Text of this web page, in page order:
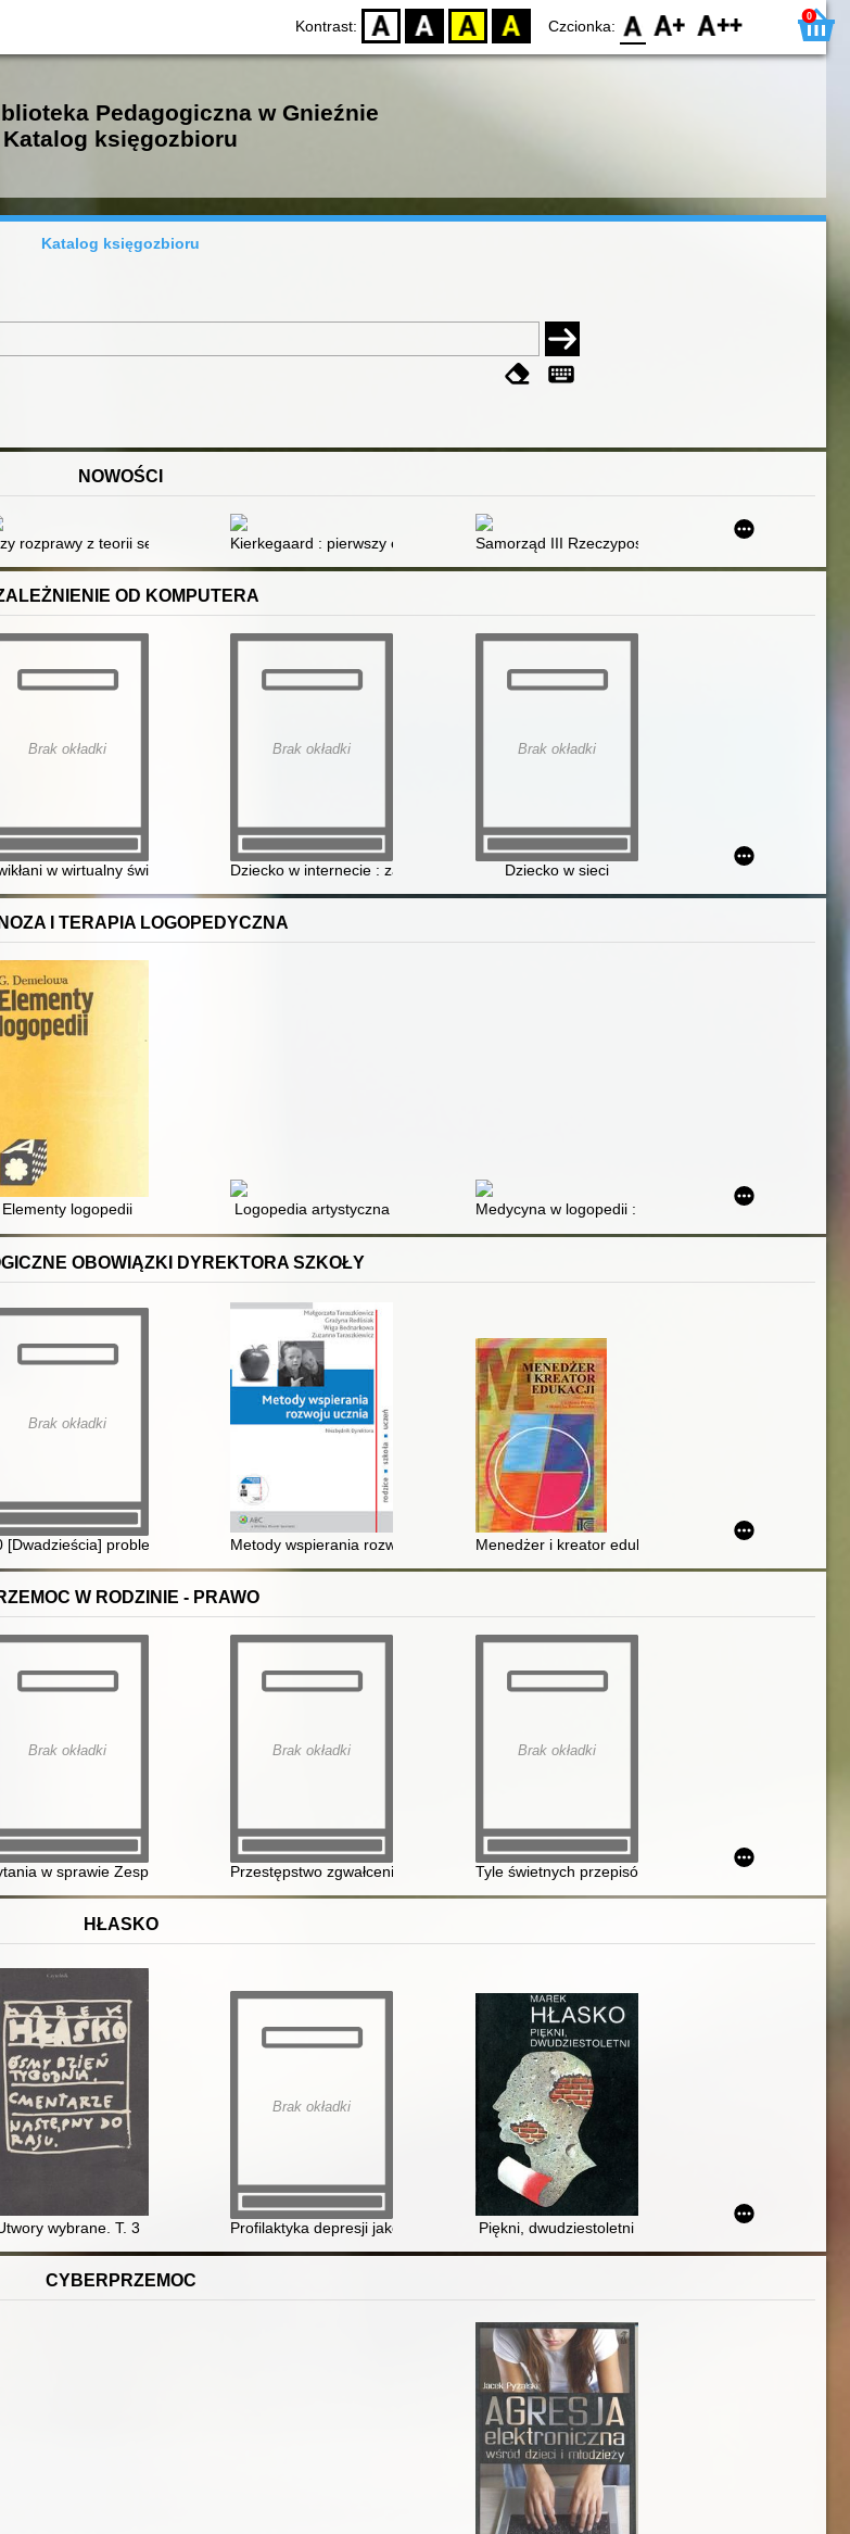
Kontrast: D BW YB BY Czcionka: F0 F1 F2 0
Pedagogiczna w Gnieźnie
Katalog księgozbioru
Katalog księgozbioru
NOWOŚCI
kobiet
rozprawy z teorii seksualnej Kierkegaard : pierwszy egzystencjalistaSamorząd III Rzeczypospolitej : koncepcje i realizacja
OD KOMPUTERA
rozumu siebie i swoje dzieci
Brak okładki
w wirtualny świat : historie o nadużywaniu komputera i internetu
Brak okładki
Dziecko w internecie : zagrożenia
Brak okładki
Dziecko w sieci
I TERAPIA LOGOPEDYCZNA
Elementy logopedii Logopedia artystyczna Medycyna w logopedii : terapia, wspomaganie,
OBOWIĄZKI DYREKTORA SZKOŁY
edukacyjnych oraz pracowników prowadzących i nadzorujących
i dyrektorów szkół na podstawie obowiązującego prawa, ekspertyz prawnych oraz badań opracowanych w
Brak okładki
[Dwadzieścia] problemów pracy własnej dyrektora szkołyMetody wspierania rozwoju ucznia : niezbędnik dyrektora
Menedżer i kreator edukacji
W RODZINIE - PRAWO
: szacowanie ryzyka zagrożenia życia i zdrowia osób dotkniętych przemocą w rodzinie
Brak okładki
w sprawie Zespołów Interdyscyplinarnych i procedury "Niebieskie Karty"
Brak okładki
Przestępstwo zgwałcenia - problem prywatny czy publiczny
Brak okładki
Tyle świetnych przepisów i... Przemoc w rodzinie a
HŁASKO
rajuwybrane. T. 3
Brak okładki
Profilaktyka depresji jako zadanie dla szkołyPiękni, dwudziestoletni
CYBERPRZEMOC